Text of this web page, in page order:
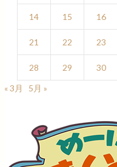
14 15 16
21 22 23
28 29
30
« 3月
5月 »